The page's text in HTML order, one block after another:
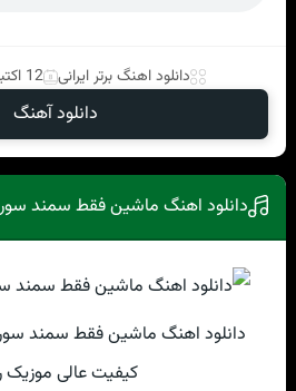
دانلود اهنگ برتر ایرانی 12 اکتبر 2025
دانلود آهنگ
دانلود اهنگ ماشین فقط سمند
دانلود اهنگ ماشین فقط سمند
کیفیت عالی موزیک